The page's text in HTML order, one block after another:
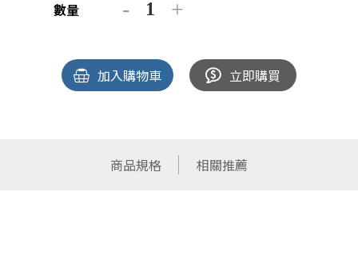
數量
加入購物車 立即購買
商品規格 相關推薦